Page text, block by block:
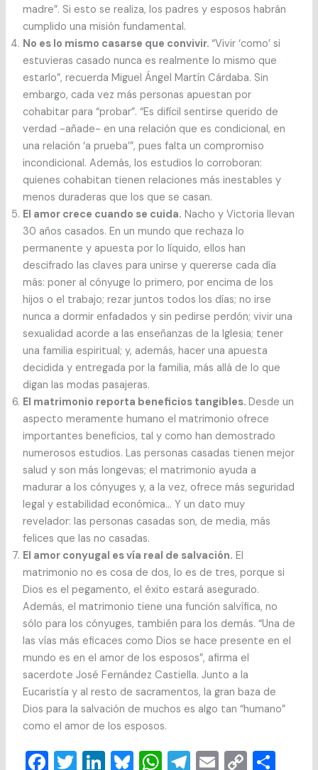
madre”. Si esto se realiza, los padres y esposos habrán
cumplido una misión fundamental.
No es lo mismo casarse que convivir. “Vivir ‘como’ si
estuvieras casado nunca es realmente lo mismo que
estarlo”, recuerda Miguel Ángel Martín Cárdaba. Sin
embargo, cada vez más personas apuestan por
cohabitar para “probar”. “Es difícil sentirse querido de
verdad -añade- en una relación que es condicional, en
una relación ‘a prueba’”, pues falta un compromiso
incondicional. Además, los estudios lo corroboran:
quienes cohabitan tienen relaciones más inestables y
menos duraderas que los que se casan.
El amor crece cuando se cuida. Nacho y Victoria llevan
30 años casados. En un mundo que rechaza lo
permanente y apuesta por lo líquido, ellos han
descifrado las claves para unirse y quererse cada día
más: poner al cónyuge lo primero, por encima de los
hijos o el trabajo; rezar juntos todos los días; no irse
nunca a dormir enfadados y sin pedirse perdón; vivir una
sexualidad acorde a las enseñanzas de la Iglesia; tener
una familia espiritual; y, además, hacer una apuesta
decidida y entregada por la familia, más allá de lo que
digan las modas pasajeras.
El matrimonio reporta beneficios tangibles. Desde un
aspecto meramente humano el matrimonio ofrece
importantes beneficios, tal y como han demostrado
numerosos estudios. Las personas casadas tienen mejor
salud y son más longevas; el matrimonio ayuda a
madurar a los cónyuges y, a la vez, ofrece más seguridad
legal y estabilidad económica… Y un dato muy
revelador: las personas casadas son, de media, más
felices que las no casadas.
El amor conyugal es vía real de salvación. El
matrimonio no es cosa de dos, lo es de tres, porque si
Dios es el pegamento, el éxito estará asegurado.
Además, el matrimonio tiene una función salvífica, no
sólo para los cónyuges, también para los demás. “Una de
las vías más eficaces como Dios se hace presente en el
mundo es en el amor de los esposos”, afirma el
sacerdote José Fernández Castiella. Junto a la
Eucaristía y al resto de sacramentos, la gran baza de
Dios para la salvación de muchos es algo tan “humano”
como el amor de los esposos.
F T Li Bl W T E C C